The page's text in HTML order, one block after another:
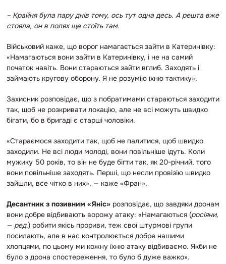
– Крайня була пару днів тому, ось тут одна десь. А решта вже
стояла, он в полях ще стоїть там.
Військовий каже, що ворог намагається зайти в Катеринівку:
«Намагаються вони зайти в Катеринівку, і не на самий
початок навіть. Вони стараються зайти вглиб. Заходять і
займають кругову оборону. Я не розумію їхню тактику».
Захисник розповідає, що з побратимами стараються заходити
так, щоб не розкривати локацію, але не всі можуть швидко
бігати, бо в бригаді є старші чоловіки.
«Стараємося заходити так, щоб не палитися, щоб швидко
заходили. Не всі люди молоді, вони повільніше ідуть. Коли
мужику 50 років, то він не буде бігти так, як 20-річний, того
вони повільніше заходять. Перші, що несли провізію швидко
зайшли, все чітко в них», — каже «Фран».
Десантник з позивним «Яніс» розповідає, що завдяки дронам
вони добре відбивають ворожу атаку: «Намагаються (росіяни,
— ред.) робити якісь прориви, теж свої штурмові групи
посилають, але в нас контролюється добре нашими
хлопцями, по цьому ми кожну їхню атаку відбиваємо. Якби не
було з дрона спостереження, то було б дуже важко».